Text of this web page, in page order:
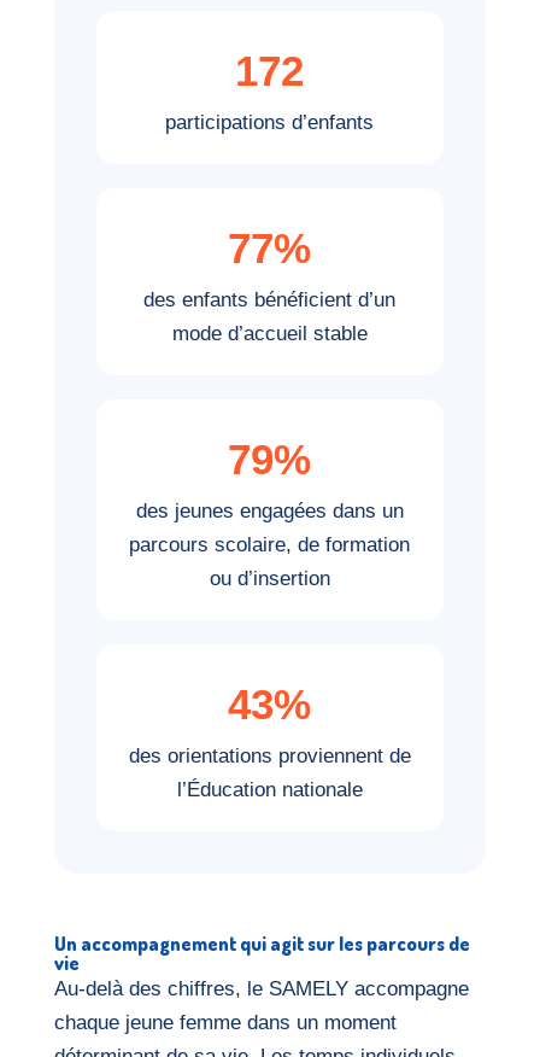
172
participations d’enfants
77%
des enfants bénéficient d’un
mode d’accueil stable
79%
des jeunes engagées dans un
parcours scolaire, de formation
ou d’insertion
43%
des orientations proviennent de
l’Éducation nationale
Un accompagnement qui agit sur les parcours de
vie
Au-delà des chiffres, le SAMELY accompagne
chaque jeune femme dans un moment